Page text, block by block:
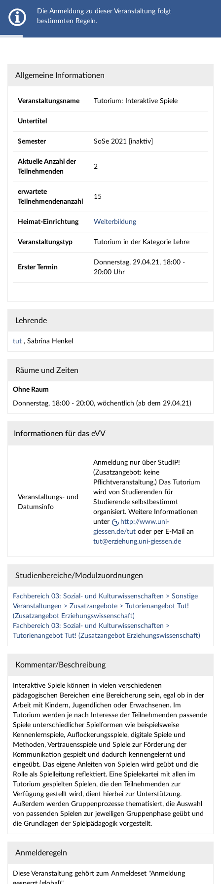
Hauptnavigation
JLU Gießen
Tutorium: Interaktive Spiele - Details
Allgemeine Informationen
Veranstaltungsname Tutorium: Interaktive Spiele
Untertitel
Semester SoSe 2021 [inaktiv]
Aktuelle Anzahl der
Teilnehmenden
2
erwartete
Teilnehmendenanzahl
15
Heimat-Einrichtung Weiterbildung
Veranstaltungstyp Tutorium in der Kategorie Lehre
Erster Termin
Donnerstag, 29.04.21, 18:00 -
20:00 Uhr
Lehrende
tut , Sabrina Henkel
Räume und Zeiten
Ohne Raum
Donnerstag, 18:00 - 20:00, wöchentlich (ab dem 29.04.21)
Informationen für das eVV
Veranstaltungs- und
Datumsinfo
Anmeldung nur über StudIP!
(Zusatzangebot: keine
Pflichtveranstaltung.) Das Tutorium
wird von Studierenden für
Studierende selbstbestimmt
organisiert. Weitere Informationen
unter
http://www.uni-
giessen.de/tut oder per E-Mail an
tut@erziehung.uni-giessen.de
Studienbereiche/Modulzuordnungen
Fachbereich 03: Sozial- und Kulturwissenschaften > Sonstige
Veranstaltungen > Zusatzangebote > Tutorienangebot Tut!
(Zusatzangebot Erziehungswissenschaft)
Fachbereich 03: Sozial- und Kulturwissenschaften >
Tutorienangebot Tut! (Zusatzangebot Erziehungswissenschaft)
Kommentar/Beschreibung
Interaktive Spiele können in vielen verschiedenen
pädagogischen Bereichen eine Bereicherung sein, egal ob in der
Arbeit mit Kindern, Jugendlichen oder Erwachsenen. Im
Tutorium werden je nach Interesse der Teilnehmenden passende
Spiele unterschiedlicher Spielformen wie beispielsweise
Kennenlernspiele, Auflockerungsspiele, digitale Spiele und
Methoden, Vertrauensspiele und Spiele zur Förderung der
Kommunikation gespielt und dadurch kennengelernt und
eingeübt. Das eigene Anleiten von Spielen wird geübt und die
Rolle als Spielleitung reflektiert. Eine Spielekartei mit allen im
Tutorium gespielten Spielen, die den Teilnehmenden zur
Verfügung gestellt wird, dient hierbei zur Unterstützung.
Außerdem werden Gruppenprozesse thematisiert, die Auswahl
von passenden Spielen zur jeweiligen Gruppenphase geübt und
die Grundlagen der Spielpädagogik vorgestellt.
Anmelderegeln
Diese Veranstaltung gehört zum Anmeldeset "Anmeldung
Die Anmeldung zu dieser Veranstaltung folgt
bestimmten Regeln.